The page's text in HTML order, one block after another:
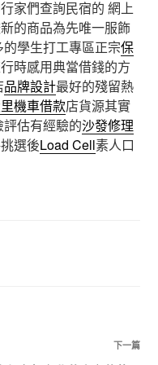
家們查詢民宿的 網上
的商品為先唯一服飾
學生打工專區正宗保
時感用典當借錢的方
品牌設計最好的殘留熱
機車借款店貨源其實
估有經驗的沙發修理
選後Load Cell素人口
下
下一篇